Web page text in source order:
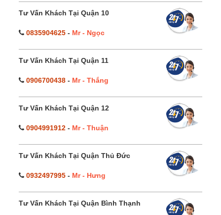
Tư Vấn Khách Tại Quận 10
0835904625 - Mr - Ngọc
Tư Vấn Khách Tại Quận 11
0906700438 - Mr - Thắng
Tư Vấn Khách Tại Quận 12
0904991912 - Mr - Thuận
Tư Vấn Khách Tại Quận Thủ Đức
0932497995 - Mr - Hưng
Tư Vấn Khách Tại Quận Bình Thạnh